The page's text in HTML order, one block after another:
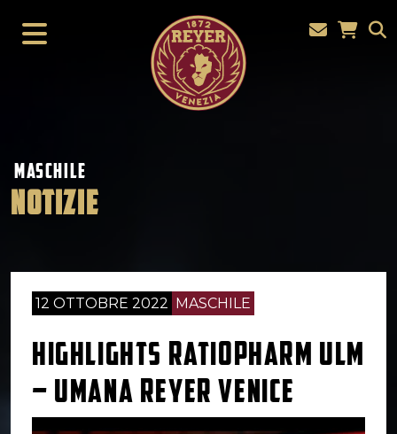
MASCHILE
NOTIZIE
12 OTTOBRE 2022 MASCHILE
HIGHLIGHTS RATIOPHARM ULM
– UMANA REYER VENICE